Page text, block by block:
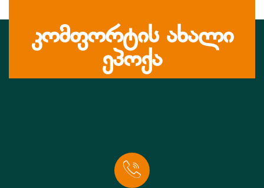
კომფორტის ახალი
ეპოქა